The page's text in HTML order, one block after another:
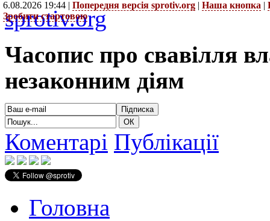
6.08.2026 19:44 | Попередня версія sprotiv.org | Наша кнопка |
Зробити стартовою
sprotiv.org
Часопис про свавілля
незаконним діям
Коментарі Публікації
Головна